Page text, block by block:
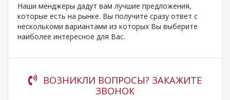
Наши менджеры дадут вам лучшие предложения,
которые есть на рынке. Вы получите сразу ответ с
несколькоми вариантами из которых Вы выберите
наиболее интересное для Вас.
ВОЗНИКЛИ ВОПРОСЫ? ЗАКАЖИТЕ
ЗВОНОК